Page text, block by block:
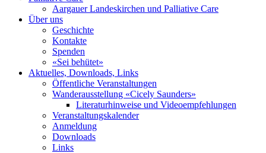
Aargauer Landeskirchen und Palliative Care
Über uns
Geschichte
Kontakte
Spenden
«Sei behütet»
Aktuelles, Downloads, Links
Öffentliche Veranstaltungen
Wanderausstellung «Cicely Saunders»
Literaturhinweise und Videoempfehlungen
Veranstaltungskalender
Anmeldung
Downloads
Links